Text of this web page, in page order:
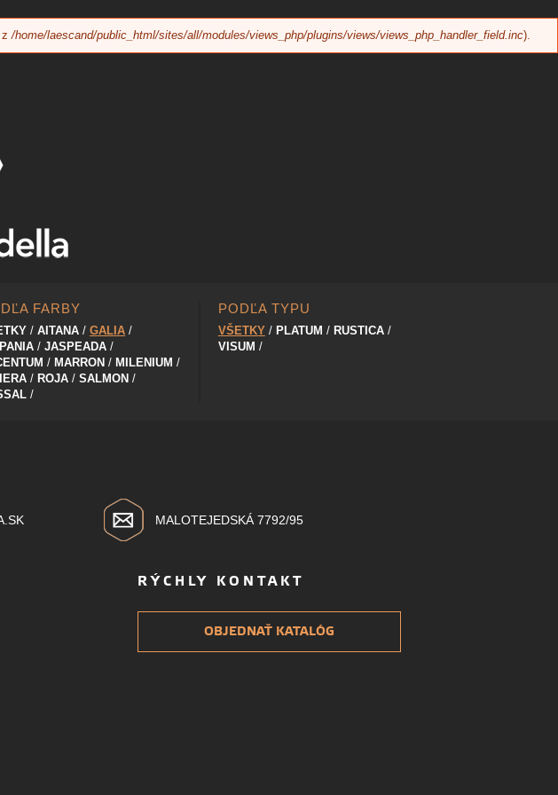
z /home/laescand/public_html/sites/all/modules/views_php/plugins/views/views_php_handler_field.inc).
FARBY
AITANA
GALIA
JASPEADA
MARRON
MILENIUM
ROJA
SALMON
PODĽA TYPU
VŠETKY PLATUM
RUSTICA
VISUM
MALOTEJEDSKÁ 7792/95
RÝCHLY KONTAKT
OBJEDNAŤ KATALÓG